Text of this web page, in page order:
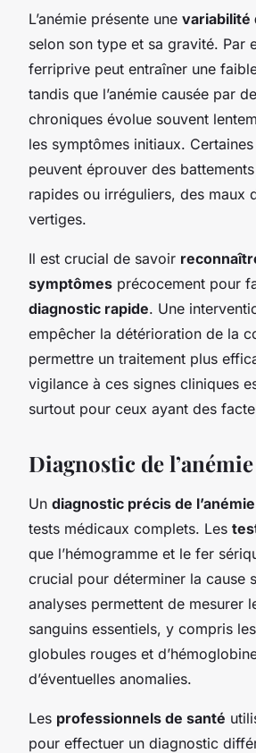
L’anémie présente une variabilité
selon son type et sa gravité. Par
ferriprive peut entraîner une
tandis que l’anémie causée par
chroniques évolue souvent
les symptômes initiaux.
peuvent éprouver des
rapides ou irréguliers, des maux
vertiges.
Il est crucial de savoir
symptômes précocement pour
diagnostic rapide. Une
empêcher la détérioration de la
permettre un traitement plus
vigilance à ces signes cliniques
surtout pour ceux ayant des
Diagnostic de l’anémie
Un diagnostic précis de l’anémie
tests médicaux complets. Les
que l’hémogramme et le fer
crucial pour déterminer la cause
analyses permettent de mesurer
sanguins essentiels, y compris
globules rouges et
d’éventuelles anomalies.
Les professionnels de santé
pour effectuer un diagnostic